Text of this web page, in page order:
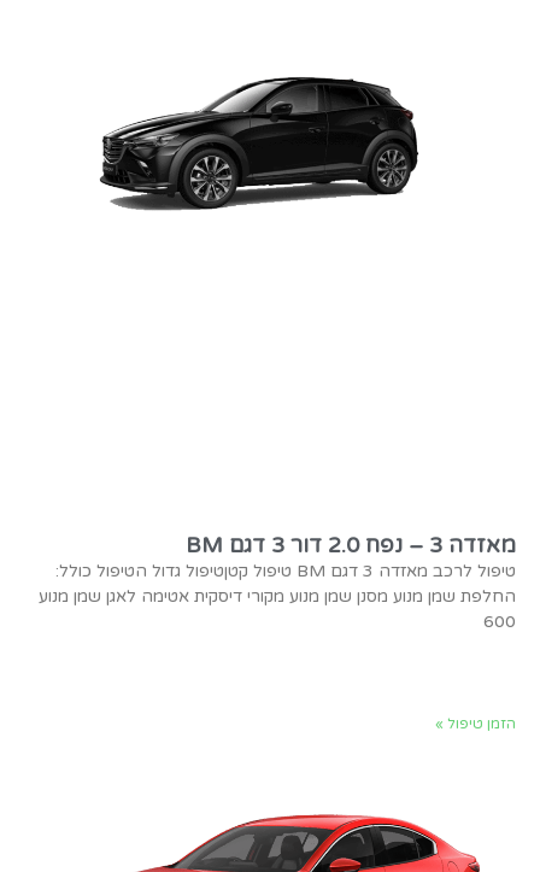
מאזדה 3 – נפח 2.0 דור 3 דגם BM
טיפול לרכב מאזדה 3 דגם BM טיפול קטןטיפול גדול הטיפול כולל:
החלפת שמן מנוע מסנן שמן מנוע מקורי דיסקית אטימה לאגן שמן מנוע
600
הזמן טיפול »